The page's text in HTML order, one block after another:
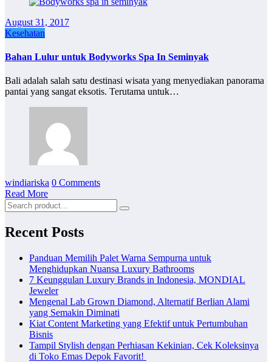
August 31, 2017
Kesehatan
Bahan Lulur untuk Bodyworks Spa In Seminyak
Bali adalah salah satu destinasi wisata yang menyediakan panorama
pantai yang sangat eksotis. Terutama untuk…
windiariska 0 Comments
Read More
Recent Posts
Panduan Memilih Palet Warna Sempurna untuk
Menghidupkan Nuansa Luxury Bathrooms
7 Keunggulan Luxury Brands in Indonesia, MONDIAL
Jeweler
Mengenal Lab Grown Diamond, Alternatif Berlian Alami
yang Semakin Diminati
Kiat Content Marketing yang Efektif untuk Pertumbuhan
Bisnis
Tampil Stylish dengan Perhiasan Kekinian, Cek Koleksinya
di Toko Emas Depok Favorit!